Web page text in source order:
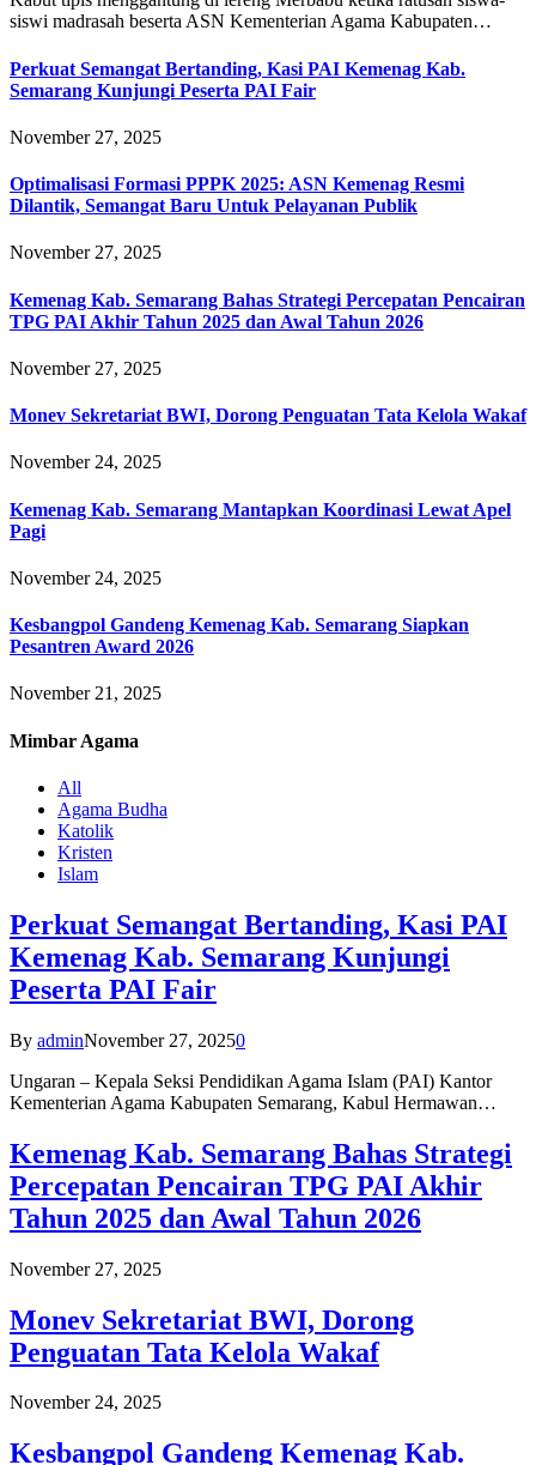
siswi madrasah beserta ASN Kementerian Agama Kabupaten…
Perkuat Semangat Bertanding, Kasi PAI Kemenag Kab.
Semarang Kunjungi Peserta PAI Fair
November 27, 2025
Optimalisasi Formasi PPPK 2025: ASN Kemenag Resmi
Dilantik, Semangat Baru Untuk Pelayanan Publik
November 27, 2025
Kemenag Kab. Semarang Bahas Strategi Percepatan Pencairan
TPG PAI Akhir Tahun 2025 dan Awal Tahun 2026
November 27, 2025
Monev Sekretariat BWI, Dorong Penguatan Tata Kelola Wakaf
November 24, 2025
Kemenag Kab. Semarang Mantapkan Koordinasi Lewat Apel
Pagi
November 24, 2025
Kesbangpol Gandeng Kemenag Kab. Semarang Siapkan
Pesantren Award 2026
November 21, 2025
Mimbar Agama
All
Agama Budha
Katolik
Kristen
Islam
Perkuat Semangat Bertanding, Kasi PAI
Kemenag Kab. Semarang Kunjungi
Peserta PAI Fair
By adminNovember 27, 20250
Ungaran – Kepala Seksi Pendidikan Agama Islam (PAI) Kantor
Kementerian Agama Kabupaten Semarang, Kabul Hermawan…
Kemenag Kab. Semarang Bahas Strategi
Percepatan Pencairan TPG PAI Akhir
Tahun 2025 dan Awal Tahun 2026
November 27, 2025
Monev Sekretariat BWI, Dorong
Penguatan Tata Kelola Wakaf
November 24, 2025
Kesbangpol Gandeng Kemenag Kab.